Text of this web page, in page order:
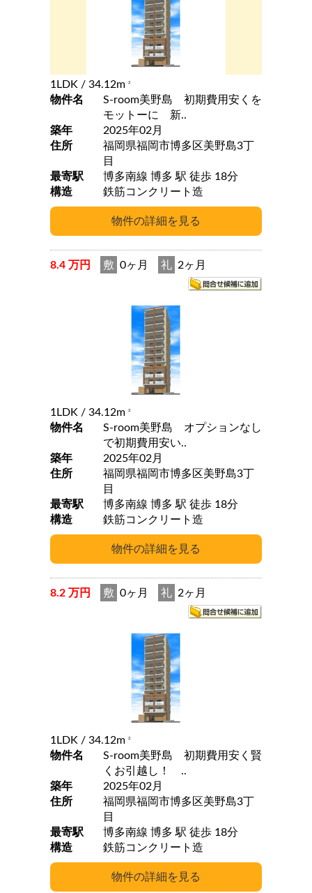
1LDK / 34.12m 2
物件名
S-room美野島 初期費用安くを
モットーに 新..
築年
2025年02月
住所
福岡県福岡市博多区美野島3丁
目
最寄駅
博多南線 博多 駅 徒歩 18分
構造
鉄筋コンクリート造
8.4 万円 敷 0ヶ月 礼 2ヶ月
1LDK / 34.12m 2
物件名
S-room美野島 オプションなし
で初期費用安い..
築年
2025年02月
住所
福岡県福岡市博多区美野島3丁
目
最寄駅
博多南線 博多 駅 徒歩 18分
構造
鉄筋コンクリート造
8.2 万円 敷 0ヶ月 礼 2ヶ月
1LDK / 34.12m 2
物件名
S-room美野島 初期費用安く賢
くお引越し！ ..
築年
2025年02月
住所
福岡県福岡市博多区美野島3丁
目
最寄駅
博多南線 博多 駅 徒歩 18分
構造
鉄筋コンクリート造